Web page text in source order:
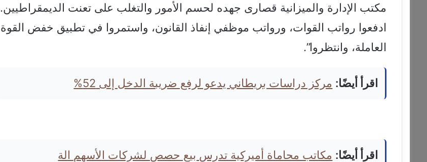
مكتب الإدارة والميزانية قصارى جهده لحسم الأمور والتغلب على تعنت الديمقراطيين.
ادفعوا رواتب القوات، ورواتب موظفي إنفاذ القانون، واستمروا في تطبيق خفض القوة
العاملة، وانتظروا”.
اقرأ أيضًا: مركز دراسات بريطاني يدعو لرفع ضريبة الدخل إلى 52%
اقرأ أيضًا: مكاتب محاماة أميركية تدرس بيع حصص لشركات الأسهم الة